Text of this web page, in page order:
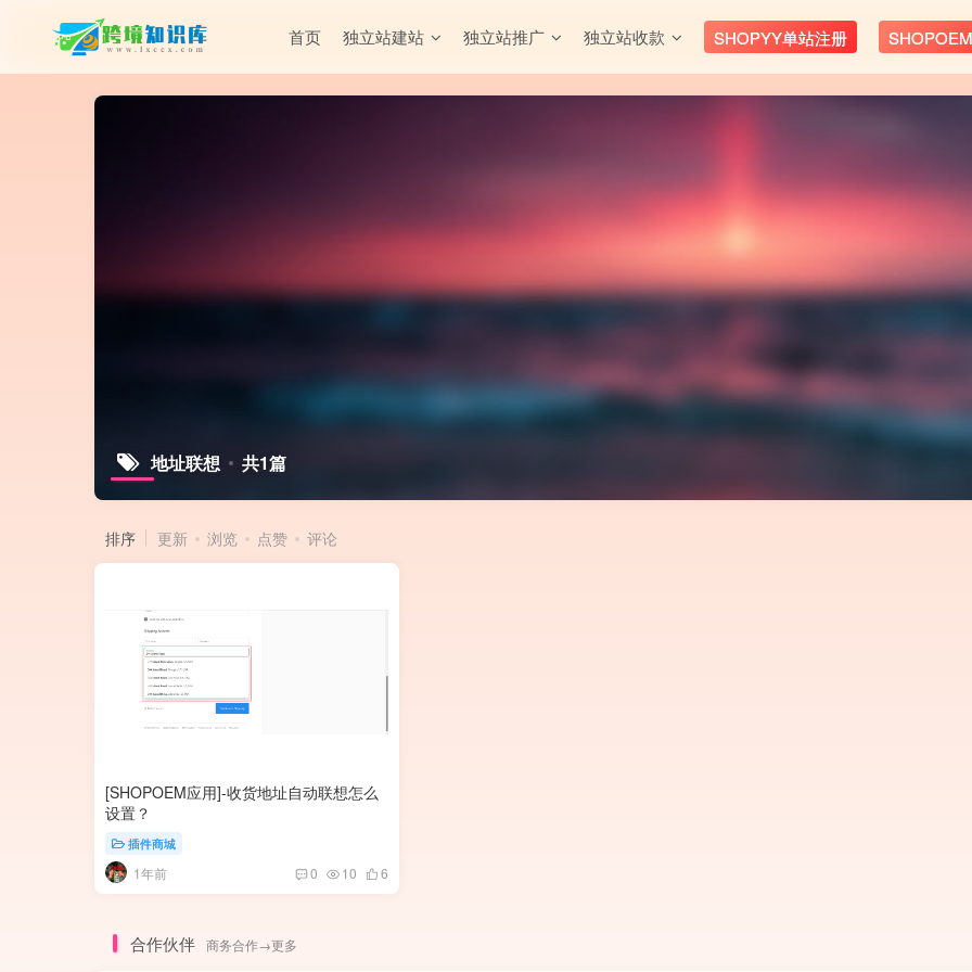
首页 独立站建站 独立站推广 独立站收款 SHOPYY单站注册
地址联想 共1篇
排序 更新 浏览 点赞 评论
[SHOPOEM应用]-收货地址自动联想怎么
设置？
插件商城
1年前 0 10 6
合作伙伴 商务合作→更多